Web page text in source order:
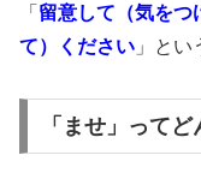
「 留意して（気をつ
て）ください 」とい
「ませ」ってど